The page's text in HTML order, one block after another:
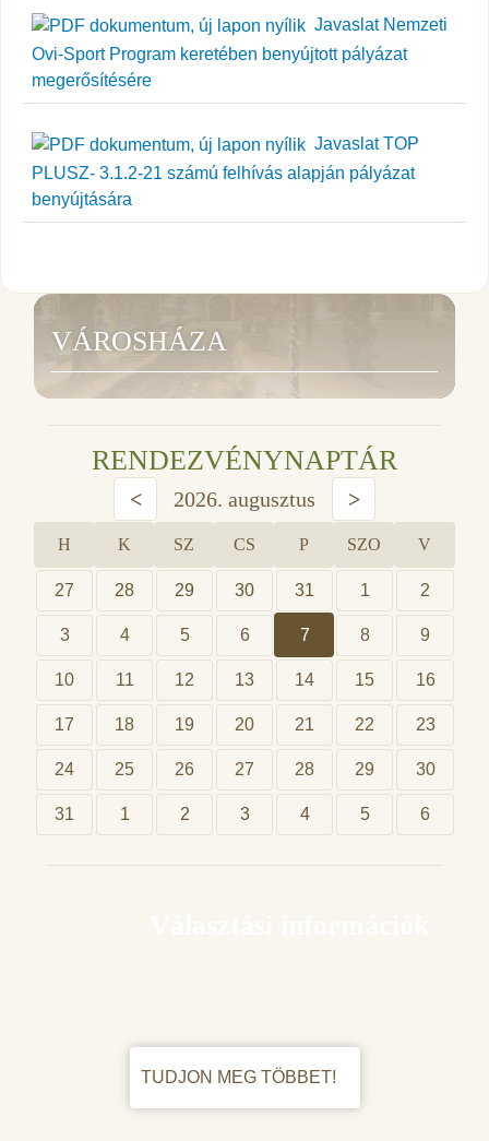
Javaslat Nemzeti
Ovi-Sport Program keretében benyújtott pályázat
megerősítésére
Javaslat TOP
PLUSZ- 3.1.2-21 számú felhívás alapján pályázat
benyújtására
VÁROSHÁZA
RENDEZVÉNYNAPTÁR
< 2026. augusztus >
H K SZ CS P SZO V
27 28 29 30 31 1 2
3 4 5 6 7 8 9
10 11 12 13 14 15 16
17 18 19 20 21 22 23
24 25 26 27 28 29 30
31 1 2 3 4 5 6
TUDJON MEG TÖBBET!